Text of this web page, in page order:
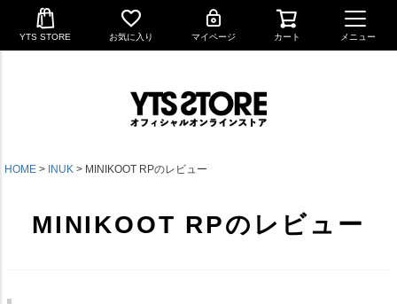
YTS STORE お気に入り マイページ カート メニュー
HOME INUK MINIKOOT RPのレビュー
MINIKOOT RPのレビュー